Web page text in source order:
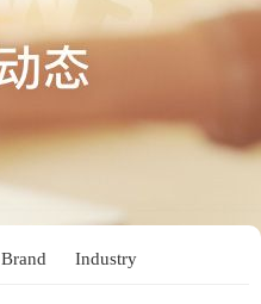
Brand Industry